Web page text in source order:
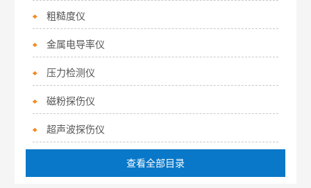
粗糙度仪
金属电导率仪
压力检测仪
磁粉探伤仪
超声波探伤仪
查看全部目录